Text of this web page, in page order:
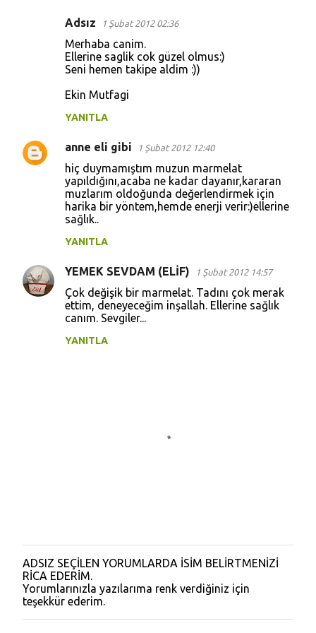
Adsız 1 Şubat 2012 02:36
Merhaba canim.
Ellerine saglik cok güzel olmus:)
Seni hemen takipe aldim :))
Ekin Mutfagi
YANITLA
anne eli gibi 1 Şubat 2012 12:40
hiç duymamıştım muzun marmelat
yapıldığını,acaba ne kadar dayanır,kararan
muzlarım oldoğunda değerlendirmek için
harika bir yöntem,hemde enerji verir:)ellerine
sağlık..
YANITLA
YEMEK SEVDAM (ELİF) 1 Şubat 2012 14:57
Çok değişik bir marmelat. Tadını çok merak
ettim, deneyeceğim inşallah. Ellerine sağlık
canım. Sevgiler...
YANITLA
Y
o
r
u
m
ADSIZ SEÇİLEN YORUMLARDA İSİM BELİRTMENİZİ
RİCA EDERİM.
Yorumlarınızla yazılarıma renk verdiğiniz için
teşekkür ederim.